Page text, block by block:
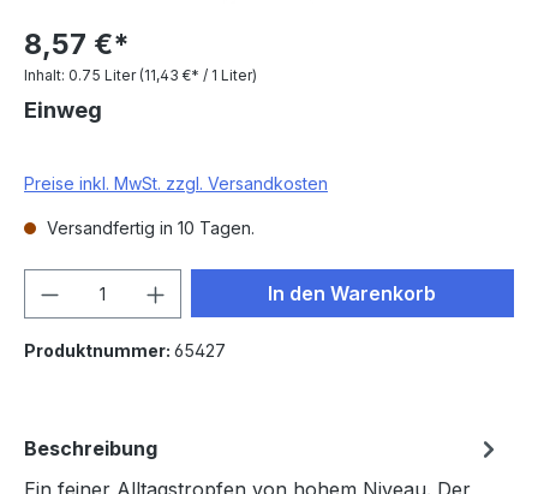
8,57 €*
Inhalt: 0.75 Liter (11,43 €* / 1 Liter)
Einweg
Preise inkl. MwSt. zzgl. Versandkosten
Versandfertig in 10 Tagen.
Produkt Anzahl: Gib denIn den Warenkorb
Produktnummer: 65427
Beschreibung
Ein feiner Alltagstropfen von hohem Niveau. Der